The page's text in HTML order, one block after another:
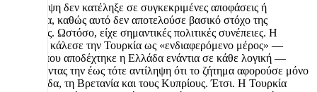
Η διάσκεψη δεν κατέληξε σε συγκεκριμένες αποφάσεις ή
συμφωνία, καθώς αυτό δεν αποτελούσε βασικό στόχο της
Βρετανίας. Ωστόσο, είχε σημαντικές πολιτικές συνέπειες. Η
Βρετανία κάλεσε την Τουρκία ως «ενδιαφερόμενο μέρος» —
επιλογή που αποδέχτηκε η Ελλάδα ενάντια σε κάθε λογική —
ανατρέποντας την έως τότε αντίληψη ότι το ζήτημα αφορούσε μόνο
την Ελλάδα, τη Βρετανία και τους Κυπρίους. Έτσι. Η Τουρκία